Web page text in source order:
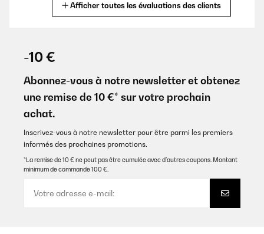
perfect. Excellent, Klarstein!
Amazon user
Traduire
04/12/2025
Afficher toutes les évaluations des clients
-10 €
Abonnez-vous à notre newsletter et obtenez
une remise de 10 €* sur votre prochain
achat.
Inscrivez-vous à notre newsletter pour être parmi les premiers
informés des prochaines promotions.
*La remise de 10 € ne peut pas être cumulée avec d’autres coupons. Montant
minimum de commande 100 €.